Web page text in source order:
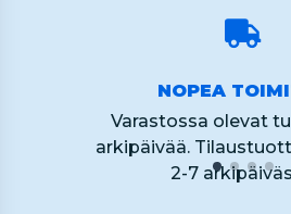
NOPEA
Varastossa olevat
arkipäivää.
2-7